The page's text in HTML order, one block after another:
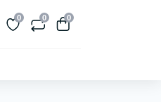
0 0 0